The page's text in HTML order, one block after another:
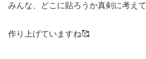
みんな、どこに貼ろうか真剣に考えて
作り上げていますね🥰